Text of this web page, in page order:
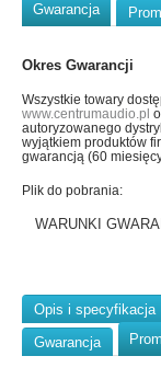
Gwarancja
Okres Gwarancji
Wszystkie towary
www.centrumaudio.pl
autoryzowanego
wyjątkiem produktów
gwarancją (60
Plik do pobrania:
WARUNKI
Opis i specyfikacja
Gwarancja